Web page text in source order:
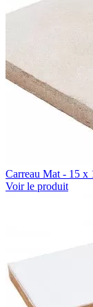
Carreau Mat - 15 x
Voir le produit